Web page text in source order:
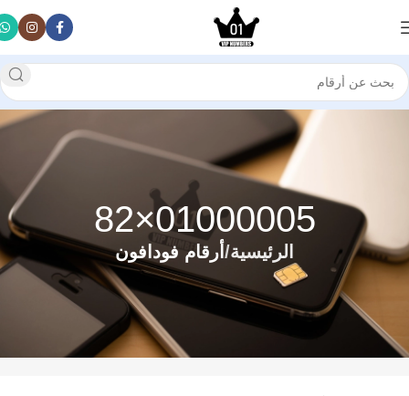
01000005×82
الرئيسية أرقام فودافون